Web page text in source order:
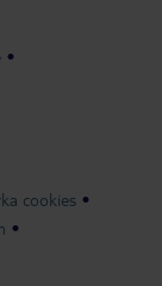
cookies